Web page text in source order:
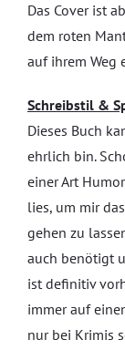
Das Cover ist
dem roten
auf ihrem Weg
Schreibstil &
Dieses Buch
ehrlich bin.
einer Art
lies, um mir
gehen zu
auch benötigt
ist definitiv
immer auf
nur bei Krimis